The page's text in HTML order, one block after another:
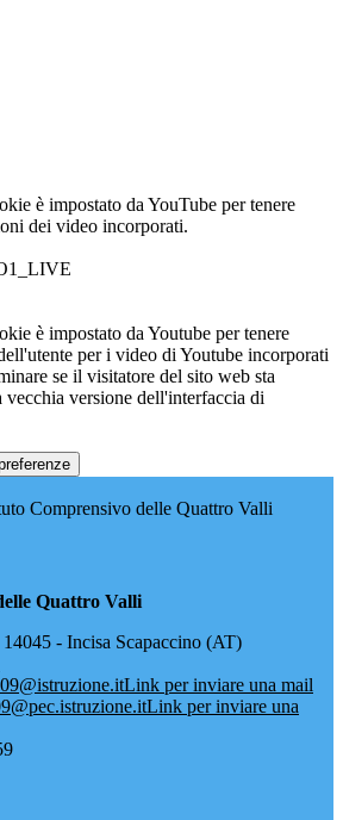
è impostato da YouTube per tenere
dei video incorporati.
è impostato da Youtube per tenere
per i video di Youtube incorporati
se il visitatore del sito web sta
versione dell'interfaccia di
Comprensivo delle Quattro Valli
Quattro Valli
- Incisa Scapaccino (AT)
Link per inviare una mail
Link per inviare una